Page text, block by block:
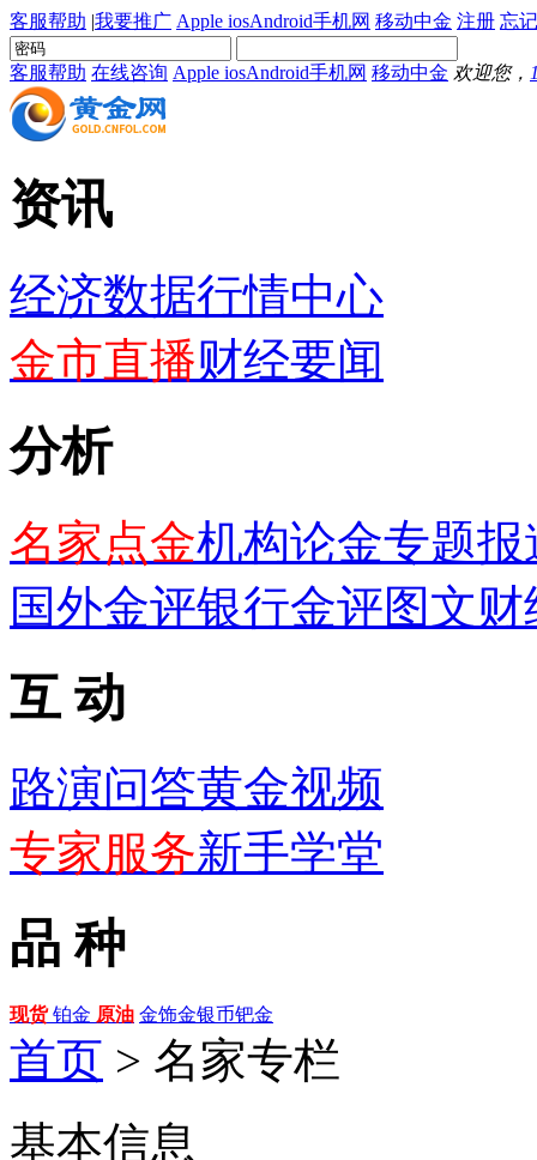
客服帮助 |我要推广 Apple iosAndroid手机网 移动中金 注册 忘
客服帮助 在线咨询 Apple iosAndroid手机网 移动中金 欢迎您，
资讯
经济数据行情中心
金市直播财经要闻
分析
名家点金机构论金专题报
国外金评银行金评图文财
互 动
路演问答黄金视频
专家服务新手学堂
品 种
现货铂金 原油 金饰金银币钯金
首页 > 名家专栏
基本信息